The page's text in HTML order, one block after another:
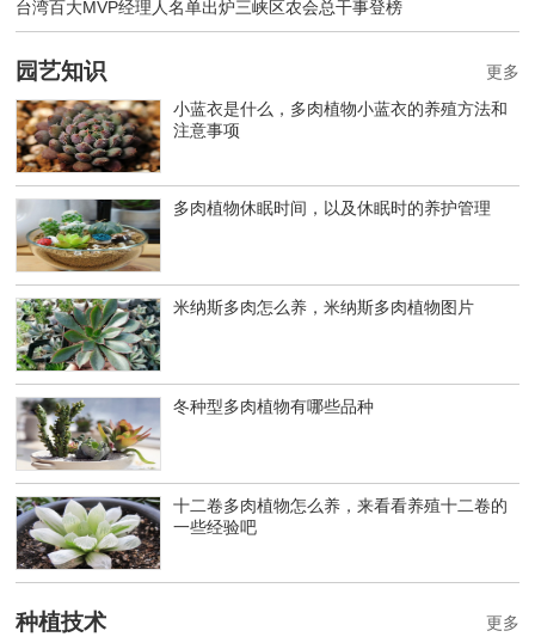
台湾百大MVP经理人名单出炉三峡区农会总干事登榜
园艺知识
小蓝衣是什么，多肉植物小蓝衣的养殖方法和
注意事项
多肉植物休眠时间，以及休眠时的养护管理
米纳斯多肉怎么养，米纳斯多肉植物图片
冬种型多肉植物有哪些品种
十二卷多肉植物怎么养，来看看养殖十二卷的
一些经验吧
更多
种植技术 更多